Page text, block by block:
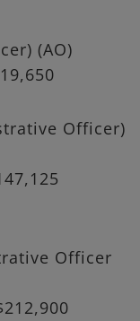
(AO)
Officer)
Officer